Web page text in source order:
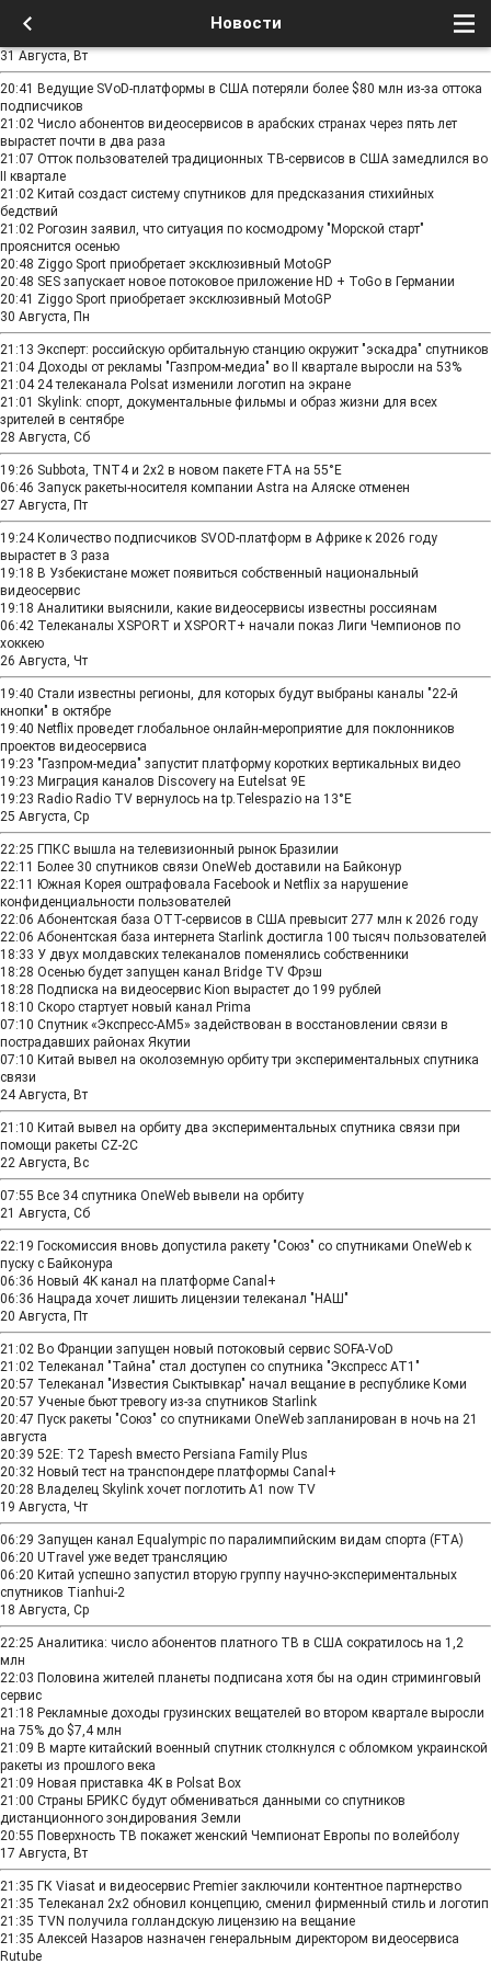
Новости
31 Августа, Вт
20:41 Ведущие SVoD-платформы в США потеряли более $80 млн из-за оттока
подписчиков
21:02 Число абонентов видеосервисов в арабских странах через пять лет
вырастет почти в два раза
21:07 Отток пользователей традиционных ТВ-сервисов в США замедлился во
II квартале
21:02 Китай создаст систему спутников для предсказания стихийных
бедствий
21:02 Рогозин заявил, что ситуация по космодрому "Морской старт"
прояснится осенью
20:48 Ziggo Sport приобретает эксклюзивный MotoGP
20:48 SES запускает новое потоковое приложение HD + ToGo в Германии
20:41 Ziggo Sport приобретает эксклюзивный MotoGP
30 Августа, Пн
21:13 Эксперт: российскую орбитальную станцию окружит "эскадра" спутников
21:04 Доходы от рекламы "Газпром-медиа" во II квартале выросли на 53%
21:04 24 телеканала Polsat изменили логотип на экране
21:01 Skylink: спорт, документальные фильмы и образ жизни для всех
зрителей в сентябре
28 Августа, Сб
19:26 Subbota, TNT4 и 2x2 в новом пакете FTA на 55°E
06:46 Запуск ракеты-носителя компании Astra на Аляске отменен
27 Августа, Пт
19:24 Количество подписчиков SVOD-платформ в Африке к 2026 году
вырастет в 3 раза
19:18 В Узбекистане может появиться собственный национальный
видеосервис
19:18 Аналитики выяснили, какие видеосервисы известны россиянам
06:42 Телеканалы XSPORT и XSPORT+ начали показ Лиги Чемпионов по
хоккею
26 Августа, Чт
19:40 Стали известны регионы, для которых будут выбраны каналы "22-й
кнопки" в октябре
19:40 Netflix проведет глобальное онлайн-мероприятие для поклонников
проектов видеосервиса
19:23 "Газпром-медиа" запустит платформу коротких вертикальных видео
19:23 Миграция каналов Discovery на Eutelsat 9Е
19:23 Radio Radio TV вернулось на tp.Telespazio на 13°E
25 Августа, Ср
22:25 ГПКС вышла на телевизионный рынок Бразилии
22:11 Более 30 спутников связи OneWeb доставили на Байконур
22:11 Южная Корея оштрафовала Facebook и Netflix за нарушение
конфиденциальности пользователей
22:06 Абонентская база OTT-сервисов в США превысит 277 млн к 2026 году
22:06 Абонентская база интернета Starlink достигла 100 тысяч пользователей
18:33 У двух молдавских телеканалов поменялись собственники
18:28 Осенью будет запущен канал Bridge TV Фрэш
18:28 Подписка на видеосервис Kion вырастет до 199 рублей
18:10 Скоро стартует новый канал Prima
07:10 Спутник «Экспресс-АМ5» задействован в восстановлении связи в
пострадавших районах Якутии
07:10 Китай вывел на околоземную орбиту три экспериментальных спутника
связи
24 Августа, Вт
21:10 Китай вывел на орбиту два экспериментальных спутника связи при
помощи ракеты CZ-2C
22 Августа, Вс
07:55 Все 34 спутника OneWeb вывели на орбиту
21 Августа, Сб
22:19 Госкомиссия вновь допустила ракету "Союз" со спутниками OneWeb к
пуску с Байконура
06:36 Новый 4K канал на платформе Canal+
06:36 Нацрада хочет лишить лицензии телеканал "НАШ"
20 Августа, Пт
21:02 Во Франции запущен новый потоковый сервис SOFA-VoD
21:02 Телеканал "Тайна" стал доступен со спутника "Экспресс АТ1"
20:57 Телеканал "Известия Сыктывкар" начал вещание в республике Коми
20:57 Ученые бьют тревогу из-за спутников Starlink
20:47 Пуск ракеты "Союз" со спутниками OneWeb запланирован в ночь на 21
августа
20:39 52E: T2 Tapesh вместо Persiana Family Plus
20:32 Новый тест на транспондере платформы Canal+
20:28 Владелец Skylink хочет поглотить A1 now TV
19 Августа, Чт
06:29 Запущен канал Equalympic по паралимпийским видам спорта (FTA)
06:20 UTravel уже ведет трансляцию
06:20 Китай успешно запустил вторую группу научно-экспериментальных
спутников Tianhui-2
18 Августа, Ср
22:25 Аналитика: число абонентов платного ТВ в США сократилось на 1,2
млн
22:03 Половина жителей планеты подписана хотя бы на один стриминговый
сервис
21:18 Рекламные доходы грузинских вещателей во втором квартале выросли
на 75% до $7,4 млн
21:09 В марте китайский военный спутник столкнулся с обломком украинской
ракеты из прошлого века
21:09 Новая приставка 4K в Polsat Box
21:00 Страны БРИКС будут обмениваться данными со спутников
дистанционного зондирования Земли
20:55 Поверхность ТВ покажет женский Чемпионат Европы по волейболу
17 Августа, Вт
21:35 ГК Viasat и видеосервис Premier заключили контентное партнерство
21:35 Телеканал 2х2 обновил концепцию, сменил фирменный стиль и логотип
21:35 TVN получила голландскую лицензию на вещание
21:35 Алексей Назаров назначен генеральным директором видеосервиса
Rutube